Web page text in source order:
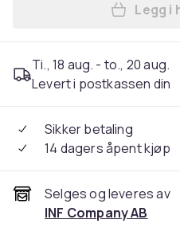
Legg i
Ti., 18 aug. - to., 20 aug.
Levert i postkassen din
Sikker betaling
14 dagers åpent kjøp
Selges og leveres av
INF Company AB